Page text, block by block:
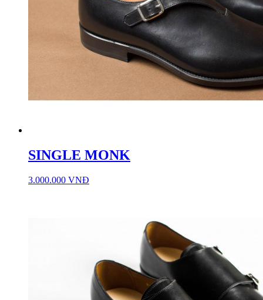
SINGLE MONK
3.000.000 VNĐ